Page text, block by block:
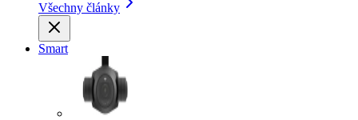
Všechny články
Smart